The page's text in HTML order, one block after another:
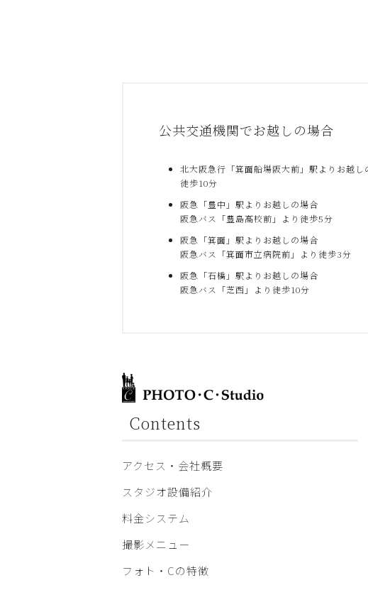
公共交通機関でお越しの場合
北大阪急行「箕面船場阪大前」駅よりお越し
徒歩10分
阪急「豊中」駅よりお越しの場合
阪急バス「豊島高校前」より徒歩5分
阪急「箕面」駅よりお越しの場合
阪急バス「箕面市立病院前」より徒歩3分
阪急「石橋」駅よりお越しの場合
阪急バス「芝西」より徒歩10分
Contents
アクセス・会社概要
スタジオ設備紹介
料金システム
撮影メニュー
フォト・Cの特徴